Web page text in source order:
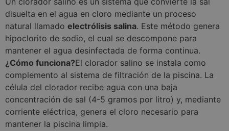
disuelta en el agua en cloro mediante un proceso
natural llamado electrólisis salina. Este método genera
hipoclorito de sodio, el cual se descompone para
mantener el agua desinfectada de forma continua.
¿Cómo funciona?El clorador salino se instala como
complemento al sistema de filtración de la piscina. La
célula del clorador recibe agua con una baja
concentración de sal (4-5 gramos por litro) y, mediante
corriente eléctrica, genera el cloro necesario para
mantener la piscina limpia.